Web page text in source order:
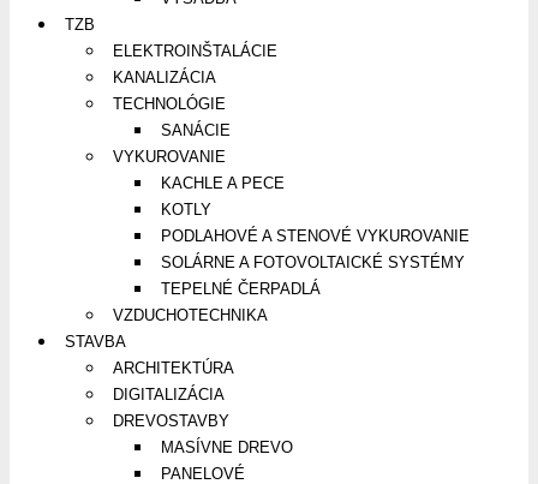
TZB
ELEKTROINŠTALÁCIE
KANALIZÁCIA
TECHNOLÓGIE
SANÁCIE
VYKUROVANIE
KACHLE A PECE
KOTLY
PODLAHOVÉ A STENOVÉ VYKUROVANIE
SOLÁRNE A FOTOVOLTAICKÉ SYSTÉMY
TEPELNÉ ČERPADLÁ
VZDUCHOTECHNIKA
STAVBA
ARCHITEKTÚRA
DIGITALIZÁCIA
DREVOSTAVBY
MASÍVNE DREVO
PANELOVÉ